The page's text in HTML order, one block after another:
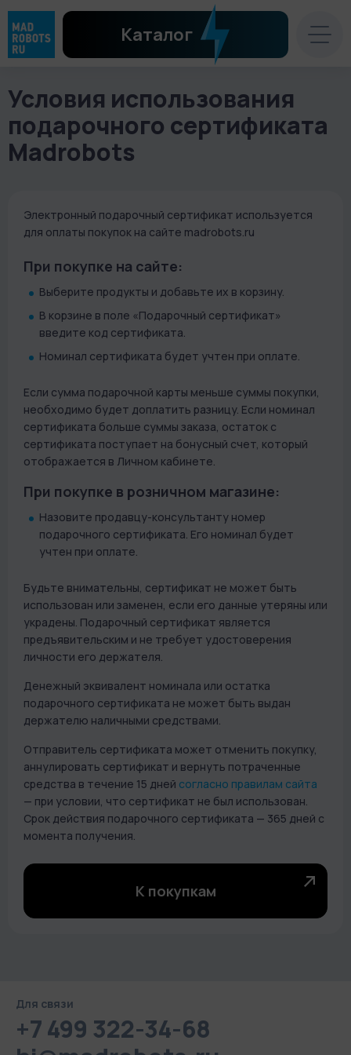
Каталог
Условия использования
подарочного сертификата
Madrobots
Электронный подарочный сертификат используется
для оплаты покупок на сайте madrobots.ru
При покупке на сайте:
Выберите продукты и добавьте их в корзину.
В корзине в поле «Подарочный сертификат»
введите код сертификата.
Номинал сертификата будет учтен при оплате.
Если сумма подарочной карты меньше суммы покупки,
необходимо будет доплатить разницу. Если номинал
сертификата больше суммы заказа, остаток с
сертификата поступает на бонусный счет, который
отображается в Личном кабинете.
При покупке в розничном магазине:
Назовите продавцу-консультанту номер
подарочного сертификата. Его номинал будет
учтен при оплате.
Будьте внимательны, сертификат не может быть
использован или заменен, если его данные утеряны или
украдены. Подарочный сертификат является
предъявительским и не требует удостоверения
личности его держателя.
Денежный эквивалент номинала или остатка
подарочного сертификата не может быть выдан
держателю наличными средствами.
Отправитель сертификата может отменить покупку,
аннулировать сертификат и вернуть потраченные
средства в течение 15 дней согласно правилам сайта
— при условии, что сертификат не был использован.
Срок действия подарочного сертификата — 365 дней с
момента получения.
К покупкам
Для связи
+7 499 322-34-68